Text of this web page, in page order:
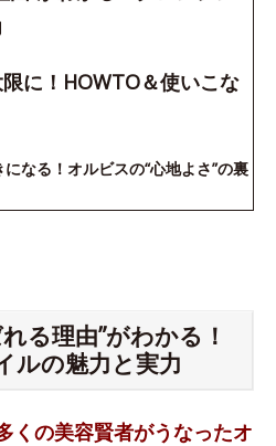
に！HOWTO＆使いこな
なる！オルビスの“心地よさ”の裏
る理由”がわかる！
ルの魅力と実力
くの美容賢者がうなったオ